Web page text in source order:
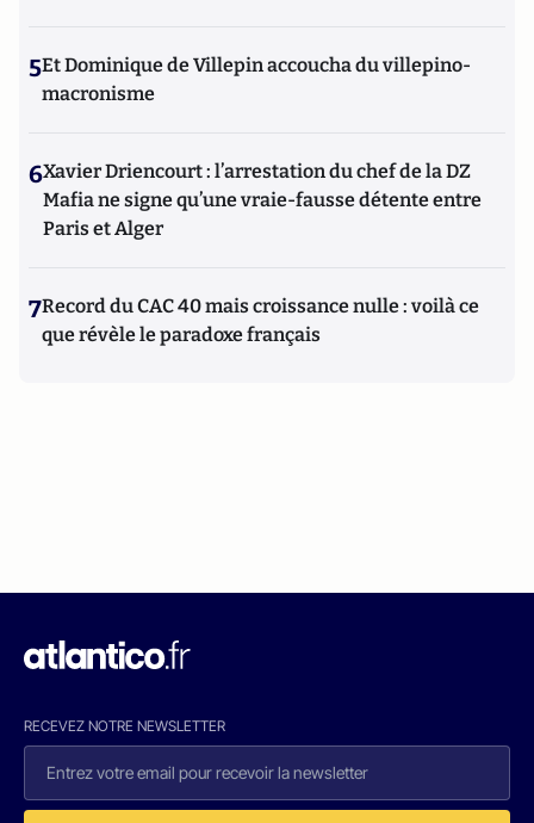
5Et Dominique de Villepin accoucha du villepino-
macronisme
6Xavier Driencourt : l’arrestation du chef de la DZ
Mafia ne signe qu’une vraie-fausse détente entre
Paris et Alger
7Record du CAC 40 mais croissance nulle : voilà ce
que révèle le paradoxe français
RECEVEZ NOTRE NEWSLETTER